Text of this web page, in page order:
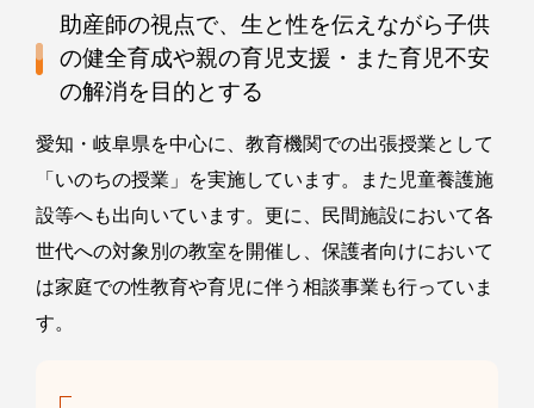
助産師の視点で、生と性を伝えながら子供
の健全育成や親の育児支援・また育児不安
の解消を目的とする
愛知・岐阜県を中心に、教育機関での出張授業として
「いのちの授業」を実施しています。また児童養護施
設等へも出向いています。更に、民間施設において各
世代への対象別の教室を開催し、保護者向けにおいて
は家庭での性教育や育児に伴う相談事業も行っていま
す。